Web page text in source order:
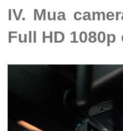
IV. Mua
Full HD